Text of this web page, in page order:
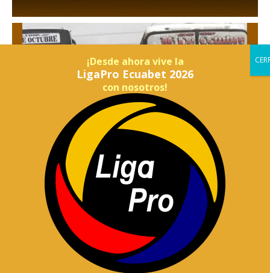
¡Desde ahora vive la
LigaPro Ecuabet 2026
con nosotros!